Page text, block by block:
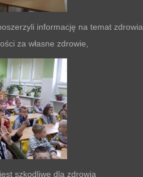
informację na temat zdrowia,
za własne zdrowie,
szkodliwe dla zdrowia